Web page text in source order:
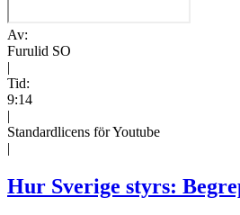
Av:
Furulid SO
|
Tid:
9:14
|
Standardlicens för Youtube
|
Hur Sverige styrs: